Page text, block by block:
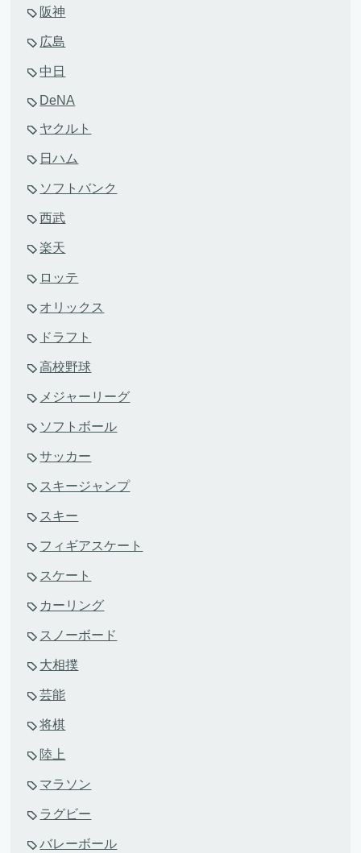
阪神
広島
中日
DeNA
ヤクルト
日ハム
ソフトバンク
西武
楽天
ロッテ
オリックス
ドラフト
高校野球
メジャーリーグ
ソフトボール
サッカー
スキージャンプ
スキー
フィギアスケート
スケート
カーリング
スノーボード
大相撲
芸能
将棋
陸上
マラソン
ラグビー
バレーボール